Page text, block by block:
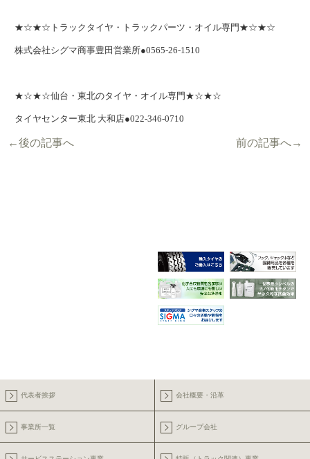
★☆★☆トラックタイヤ・トラックパーツ・オイル専門★☆★☆
株式会社シグマ商事豊田営業所●0565-26-1510
★☆★☆仙台・東北のタイヤ・オイル専門★☆★☆
タイヤセンター東北 大和店●022-346-0710
←後の記事へ 前の記事へ→
代表者挨拶 会社概要・沿革
事業所一覧 グループ会社